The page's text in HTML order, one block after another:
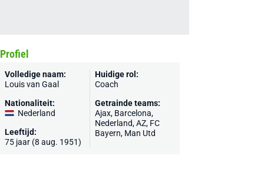
Profiel
Volledige naam:
Louis van Gaal
Nationaliteit:
Nederland
Leeftijd:
75 jaar (8 aug. 1951)
Huidige rol:
Coach
Getrainde teams:
Ajax, Barcelona,
Nederland,AZ, FC
Bayern, Man Utd